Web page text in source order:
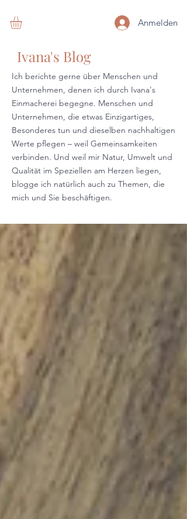
Anmelden
Ivana's Blog
Ich berichte gerne über Menschen und
Unternehmen, denen ich durch Ivana's
Einmacherei begegne. Menschen und
Unternehmen, die etwas Einzigartiges,
Besonderes tun und dieselben nachhaltigen
Werte pflegen – weil Gemeinsamkeiten
verbinden. Und weil mir Natur, Umwelt und
Qualität im Speziellen am Herzen liegen,
blogge ich natürlich auch zu Themen, die
mich und Sie beschäftigen.